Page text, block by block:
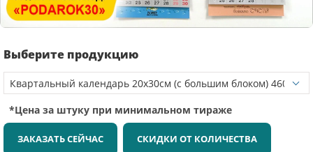
Выберите продукцию
*Цена за штуку при минимальном тираже
ЗАКАЗАТЬ СЕЙЧАС СКИДКИ ОТ КОЛИЧЕСТВА